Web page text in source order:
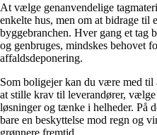
At vælge genanvendelige
enkelte hus, men om at bidrage til
byggebranchen. Hver gang et tag
og genbruges, mindskes behovet
affaldsdeponering.
Som boligejer kan du være med
at stille krav til leverandører,
løsninger og tænke i helheder. På
bare en beskyttelse mod regn og
grønnere fremtid.